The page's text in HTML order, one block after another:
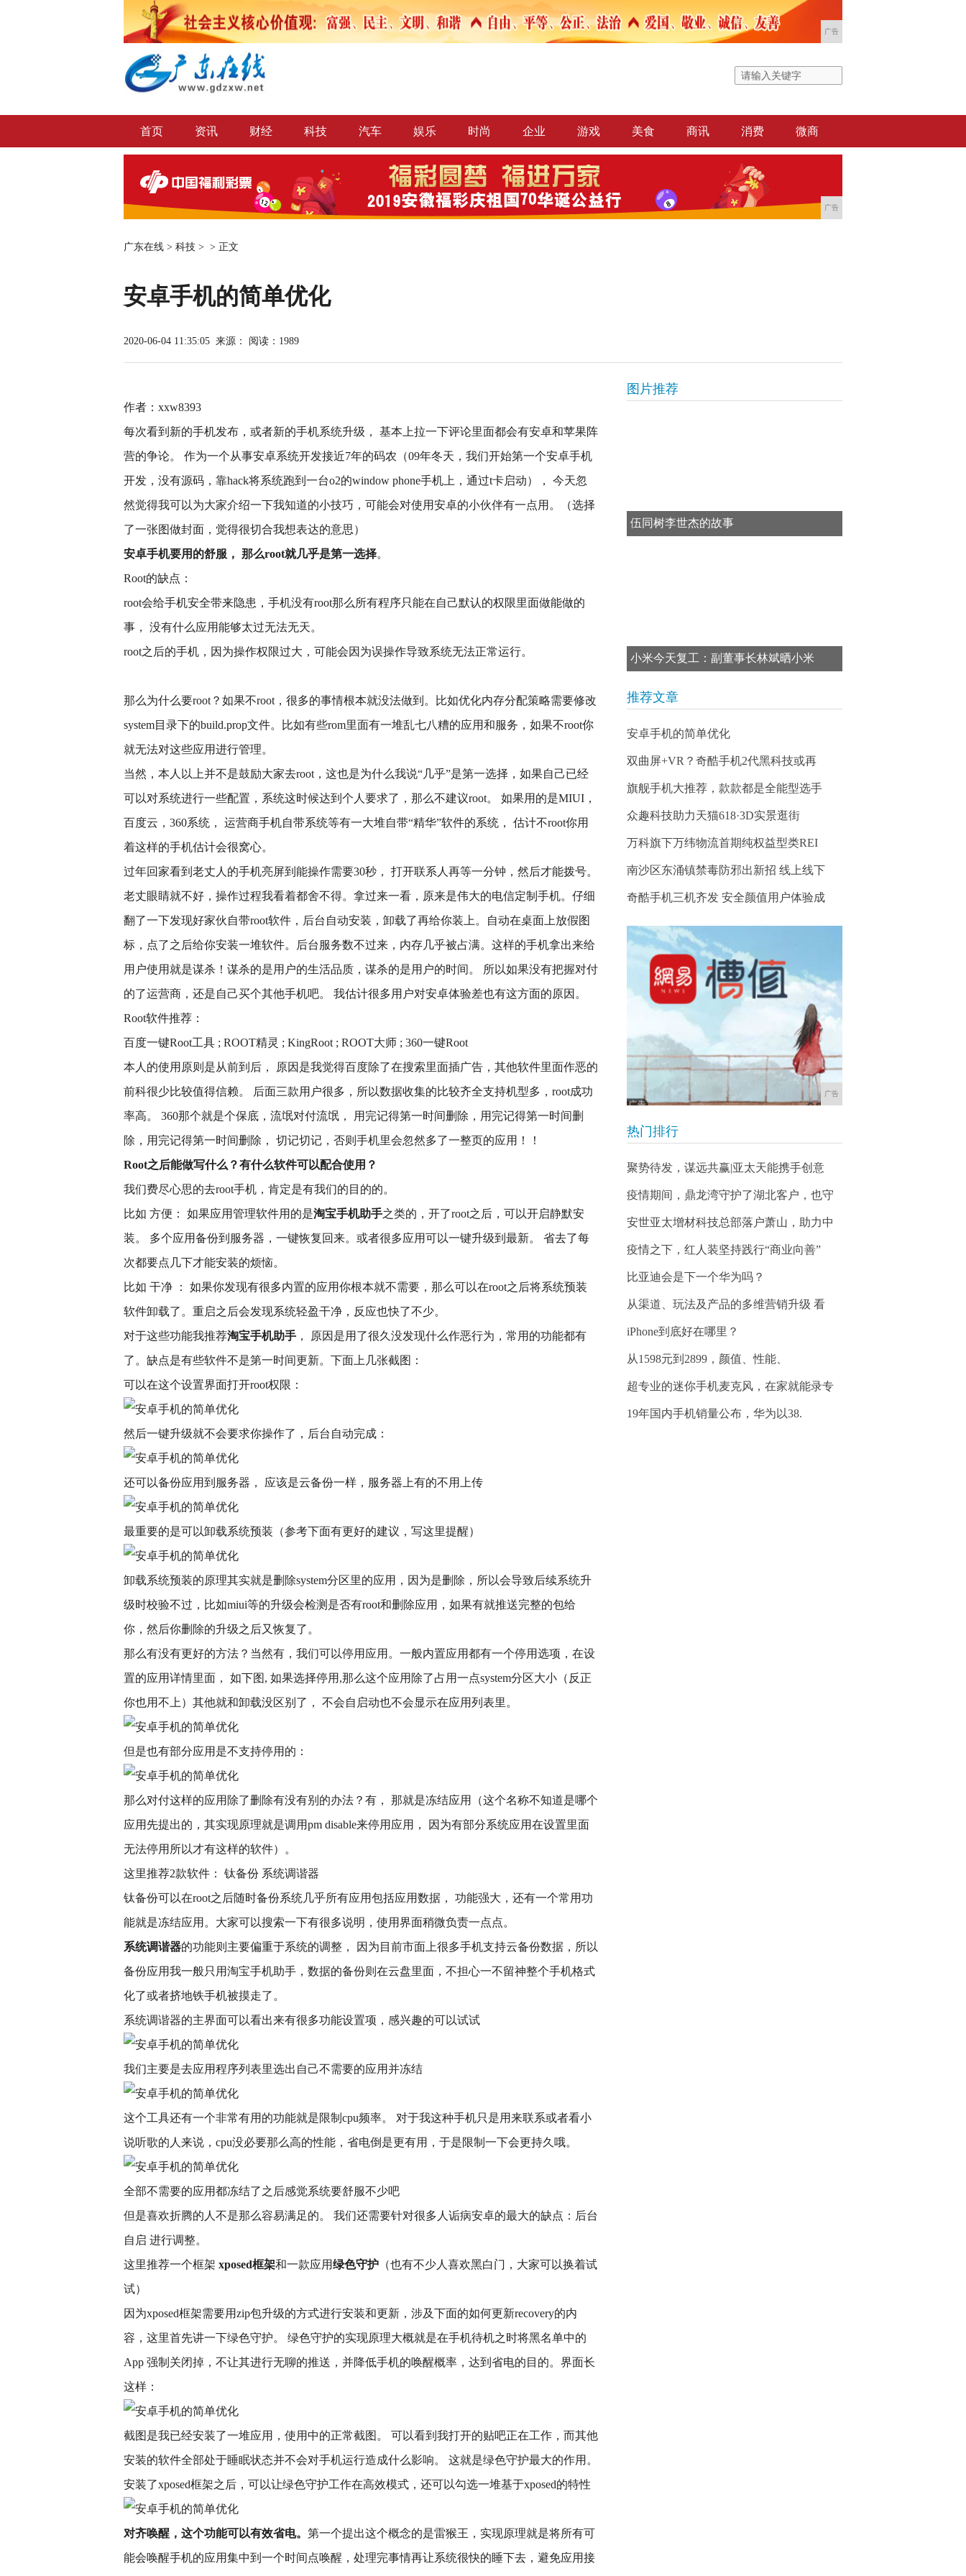
广告
首页 资讯 财经 科技 汽车 娱乐 时尚 企业 游戏 美食 商讯 消费 微商
广告
广东在线 > 科技 > > 正文
安卓手机的简单优化
2020-06-04 11:35:05 来源： 阅读：1989
作者：xxw8393
每次看到新的手机发布，或者新的手机系统升级， 基本上拉一下评论里面都会有安卓和苹果阵
营的争论。 作为一个从事安卓系统开发接近7年的码农（09年冬天，我们开始第一个安卓手机
开发，没有源码，靠hack将系统跑到一台o2的window phone手机上，通过t卡启动）， 今天忽
然觉得我可以为大家介绍一下我知道的小技巧，可能会对使用安卓的小伙伴有一点用。（选择
了一张图做封面，觉得很切合我想表达的意思）
安卓手机要用的舒服， 那么root就几乎是第一选择。
Root的缺点：
root会给手机安全带来隐患，手机没有root那么所有程序只能在自己默认的权限里面做能做的
事， 没有什么应用能够太过无法无天。
root之后的手机，因为操作权限过大，可能会因为误操作导致系统无法正常运行。
那么为什么要root？如果不root，很多的事情根本就没法做到。比如优化内存分配策略需要修改
system目录下的build.prop文件。比如有些rom里面有一堆乱七八糟的应用和服务，如果不root你
就无法对这些应用进行管理。
当然，本人以上并不是鼓励大家去root，这也是为什么我说“几乎”是第一选择，如果自己已经
可以对系统进行一些配置，系统这时候达到个人要求了，那么不建议root。 如果用的是MIUI，
百度云，360系统， 运营商手机自带系统等有一大堆自带“精华”软件的系统， 估计不root你用
着这样的手机估计会很窝心。
过年回家看到老丈人的手机亮屏到能操作需要30秒， 打开联系人再等一分钟，然后才能拨号。
老丈眼睛就不好，操作过程我看着都舍不得。拿过来一看，原来是伟大的电信定制手机。仔细
翻了一下发现好家伙自带root软件，后台自动安装，卸载了再给你装上。自动在桌面上放假图
标，点了之后给你安装一堆软件。后台服务数不过来，内存几乎被占满。这样的手机拿出来给
用户使用就是谋杀！谋杀的是用户的生活品质，谋杀的是用户的时间。 所以如果没有把握对付
的了运营商，还是自己买个其他手机吧。 我估计很多用户对安卓体验差也有这方面的原因。
Root软件推荐：
百度一键Root工具 ; ROOT精灵 ; KingRoot ; ROOT大师 ; 360一键Root
本人的使用原则是从前到后， 原因是我觉得百度除了在搜索里面插广告，其他软件里面作恶的
前科很少比较值得信赖。 后面三款用户很多，所以数据收集的比较齐全支持机型多，root成功
率高。 360那个就是个保底，流氓对付流氓， 用完记得第一时间删除，用完记得第一时间删
除，用完记得第一时间删除， 切记切记，否则手机里会忽然多了一整页的应用！！
Root之后能做写什么？有什么软件可以配合使用？
我们费尽心思的去root手机，肯定是有我们的目的的。
比如 方便： 如果应用管理软件用的是淘宝手机助手之类的，开了root之后，可以开启静默安
装。 多个应用备份到服务器，一键恢复回来。或者很多应用可以一键升级到最新。 省去了每
次都要点几下才能安装的烦恼。
比如 干净 ： 如果你发现有很多内置的应用你根本就不需要，那么可以在root之后将系统预装
软件卸载了。重启之后会发现系统轻盈干净，反应也快了不少。
对于这些功能我推荐淘宝手机助手 ， 原因是用了很久没发现什么作恶行为，常用的功能都有
了。缺点是有些软件不是第一时间更新。下面上几张截图：
可以在这个设置界面打开root权限：
然后一键升级就不会要求你操作了，后台自动完成：
还可以备份应用到服务器， 应该是云备份一样，服务器上有的不用上传
最重要的是可以卸载系统预装（参考下面有更好的建议，写这里提醒）
卸载系统预装的原理其实就是删除system分区里的应用，因为是删除，所以会导致后续系统升
级时校验不过，比如miui等的升级会检测是否有root和删除应用，如果有就推送完整的包给
你，然后你删除的升级之后又恢复了。
那么有没有更好的方法？当然有，我们可以停用应用。一般内置应用都有一个停用选项，在设
置的应用详情里面， 如下图, 如果选择停用,那么这个应用除了占用一点system分区大小（反正
你也用不上）其他就和卸载没区别了， 不会自启动也不会显示在应用列表里。
但是也有部分应用是不支持停用的：
那么对付这样的应用除了删除有没有别的办法？有， 那就是冻结应用（这个名称不知道是哪个
应用先提出的，其实现原理就是调用pm disable来停用应用， 因为有部分系统应用在设置里面
无法停用所以才有这样的软件）。
这里推荐2款软件： 钛备份 系统调谐器
钛备份可以在root之后随时备份系统几乎所有应用包括应用数据， 功能强大，还有一个常用功
能就是冻结应用。大家可以搜索一下有很多说明，使用界面稍微负责一点点。
系统调谐器的功能则主要偏重于系统的调整， 因为目前市面上很多手机支持云备份数据，所以
备份应用我一般只用淘宝手机助手，数据的备份则在云盘里面，不担心一不留神整个手机格式
化了或者挤地铁手机被摸走了。
系统调谐器的主界面可以看出来有很多功能设置项，感兴趣的可以试试
我们主要是去应用程序列表里选出自己不需要的应用并冻结
这个工具还有一个非常有用的功能就是限制cpu频率。 对于我这种手机只是用来联系或者看小
说听歌的人来说，cpu没必要那么高的性能，省电倒是更有用，于是限制一下会更持久哦。
全部不需要的应用都冻结了之后感觉系统要舒服不少吧
但是喜欢折腾的人不是那么容易满足的。 我们还需要针对很多人诟病安卓的最大的缺点：后台
自启 进行调整。
这里推荐一个框架 xposed框架和一款应用绿色守护 （也有不少人喜欢黑白门，大家可以换着试
试）
因为xposed框架需要用zip包升级的方式进行安装和更新，涉及下面的如何更新recovery的内
容，这里首先讲一下绿色守护。 绿色守护的实现原理大概就是在手机待机之时将黑名单中的
App 强制关闭掉，不让其进行无聊的推送，并降低手机的唤醒概率，达到省电的目的。界面长
这样：
截图是我已经安装了一堆应用，使用中的正常截图。 可以看到我打开的贴吧正在工作，而其他
安装的软件全部处于睡眠状态并不会对手机运行造成什么影响。 这就是绿色守护最大的作用。
安装了xposed框架之后，可以让绿色守护工作在高效模式，还可以勾选一堆基于xposed的特性
对齐唤醒，这个功能可以有效省电。 第一个提出这个概念的是雷猴王，实现原理就是将所有可
能会唤醒手机的应用集中到一个时间点唤醒，处理完事情再让系统很快的睡下去，避免应用接
图片推荐
伍同树李世杰的故事
小米今天复工：副董事长林斌晒小米
推荐文章
安卓手机的简单优化
双曲屏+VR？奇酷手机2代黑科技或再
旗舰手机大推荐，款款都是全能型选手
众趣科技助力天猫618·3D实景逛街
万科旗下万纬物流首期纯权益型类REI
南沙区东涌镇禁毒防邪出新招 线上线下
奇酷手机三机齐发 安全颜值用户体验成
广告
热门排行
聚势待发，谋远共赢|亚太天能携手创意
疫情期间，鼎龙湾守护了湖北客户，也守
安世亚太增材科技总部落户萧山，助力中
疫情之下，红人装坚持践行“商业向善”
比亚迪会是下一个华为吗？
从渠道、玩法及产品的多维营销升级 看
iPhone到底好在哪里？
从1598元到2899，颜值、性能、
超专业的迷你手机麦克风，在家就能录专
19年国内手机销量公布，华为以38.